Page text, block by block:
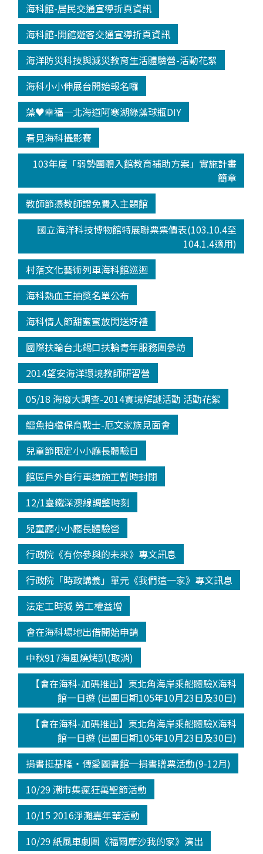
海科館-居民交通宣導折頁資訊
海科館-開館遊客交通宣導折頁資訊
海洋防災科技與減災教育生活體驗營-活動花絮
海科小小伸展台開始報名囉
藻♥幸福─北海道阿寒湖綠藻球瓶DIY
看見海科攝影賽
103年度「弱勢團體入館教育補助方案」實施計畫
簡章
教師節憑教師證免費入主題館
國立海洋科技博物館特展聯票票價表(103.10.4至
104.1.4適用)
村落文化藝術列車海科館巡迴
海科熱血王抽獎名單公布
海科情人節甜蜜蜜放閃送好禮
國際扶輪台北錫口扶輪青年服務團參訪
2014望安海洋環境教師研習營
05/18 海廢大調查-2014實境解謎活動 活動花絮
鱷魚拍檔保育戰士-厄文家族見面會
兒童節限定小小廳長體驗日
館區戶外自行車道施工暫時封閉
12/1臺鐵深澳線調整時刻
兒童廳小小廳長體驗營
行政院《有你參與的未來》專文訊息
行政院「時政講義」單元《我們這一家》專文訊息
法定工時減 勞工權益增
會在海科場地出借開始申請
中秋917海風燒烤趴(取消)
【會在海科-加碼推出】東北角海岸乘船體驗X海科
館一日遊 (出團日期105年10月23日及30日)
【會在海科-加碼推出】東北角海岸乘船體驗X海科
館一日遊 (出團日期105年10月23日及30日)
捐書挺基隆‧傳愛圖書館─捐書贈票活動(9-12月)
10/29 潮市集瘋狂萬聖節活動
10/15 2016淨灘嘉年華活動
10/29 紙風車劇團《福爾摩沙我的家》演出